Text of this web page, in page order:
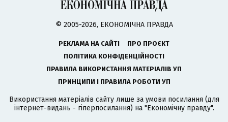
© 2005-2026, ЕКОНОМІЧНА ПРАВДА
РЕКЛАМА НА САЙТІ
ПРО ПРОЄКТ
ПОЛІТИКА КОНФІДЕНЦІЙНОСТІ
ПРАВИЛА ВИКОРИСТАННЯ МАТЕРІАЛІВ УП
ПРИНЦИПИ І ПРАВИЛА РОБОТИ УП
Використання матеріалів сайту лише за умови посилання (для
інтернет-видань - гіперпосилання) на "Економічну правду".